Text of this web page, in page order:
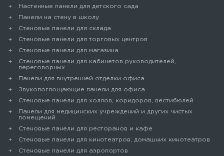
Настенные панели для детского сада
Панели на стену в школу
Стеновые панели для склада
Cтеновые панели для торговых центров
Стеновые панели для магазина
Стеновые панели для кабинетов руководителей,
переговорных
Панели для внутренней отделки офиса
Звукопоглощающие панели для офиса
Стеновые панели для холлов, коридоров, вестибюлей
Панели для медицинских учреждений и других чистых
помещений
Стеновые панели для ресторанов и кафе
Стеновые панели для кинотеатров, домашних кинотеатров
Стеновые панели для аэропортов